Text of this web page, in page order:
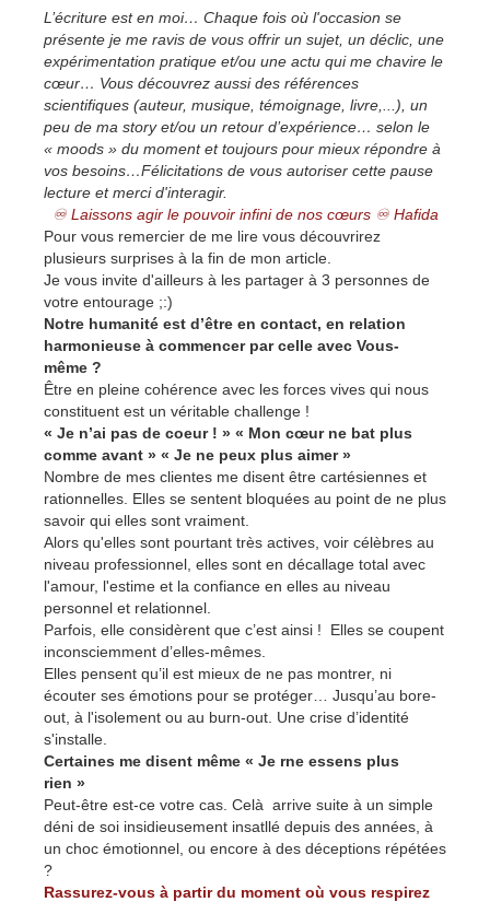
L’écriture est en moi… Chaque fois où l'occasion se
présente je me ravis de vous offrir un sujet, un déclic, une
expérimentation pratique et/ou une actu qui me chavire le
cœur… Vous découvrez aussi des références
scientifiques (auteur, musique, témoignage, livre,...), un
peu de ma story et/ou un retour d’expérience… selon le
« moods » du moment et toujours pour mieux répondre à
vos besoins…Félicitations de vous autoriser cette pause
lecture et merci d'interagir.
♾ Laissons agir le pouvoir infini de nos cœurs ♾ Hafida
Pour vous remercier de me lire vous découvrirez
plusieurs surprises à la fin de mon article.
Je vous invite d'ailleurs à les partager à 3 personnes de
votre entourage ;:)
Notre humanité est d’être en contact, en relation
harmonieuse à commencer par celle avec Vous-
même ?
Être en pleine cohérence avec les forces vives qui nous
constituent est un véritable challenge !
« Je n’ai pas de coeur ! » « Mon cœur ne bat plus
comme avant » « Je ne peux plus aimer »
Nombre de mes clientes me disent être cartésiennes et
rationnelles. Elles se sentent bloquées au point de ne plus
savoir qui elles sont vraiment.
Alors qu'elles sont pourtant très actives, voir célèbres au
niveau professionnel, elles sont en décallage total avec
l'amour, l'estime et la confiance en elles au niveau
personnel et relationnel​​​​.
Parfois, elle considèrent que c’est ainsi ! Elles se coupent
inconsciemment d’elles-mêmes.
Elles pensent qu’il est mieux de ne pas montrer, ni
écouter ses émotions pour se protéger… Jusqu’au bore-
out, à l'isolement ou au burn-out. Une crise d’identité
s'installe.
Certaines me disent même « Je rne essens plus
rien »
Peut-être est-ce votre cas. Celà arrive suite à un simple
déni de soi insidieusement insatllé depuis des années, à
un choc émotionnel, ou encore à des déceptions répétées
?
Rassurez-vous à partir du moment où vous respirez